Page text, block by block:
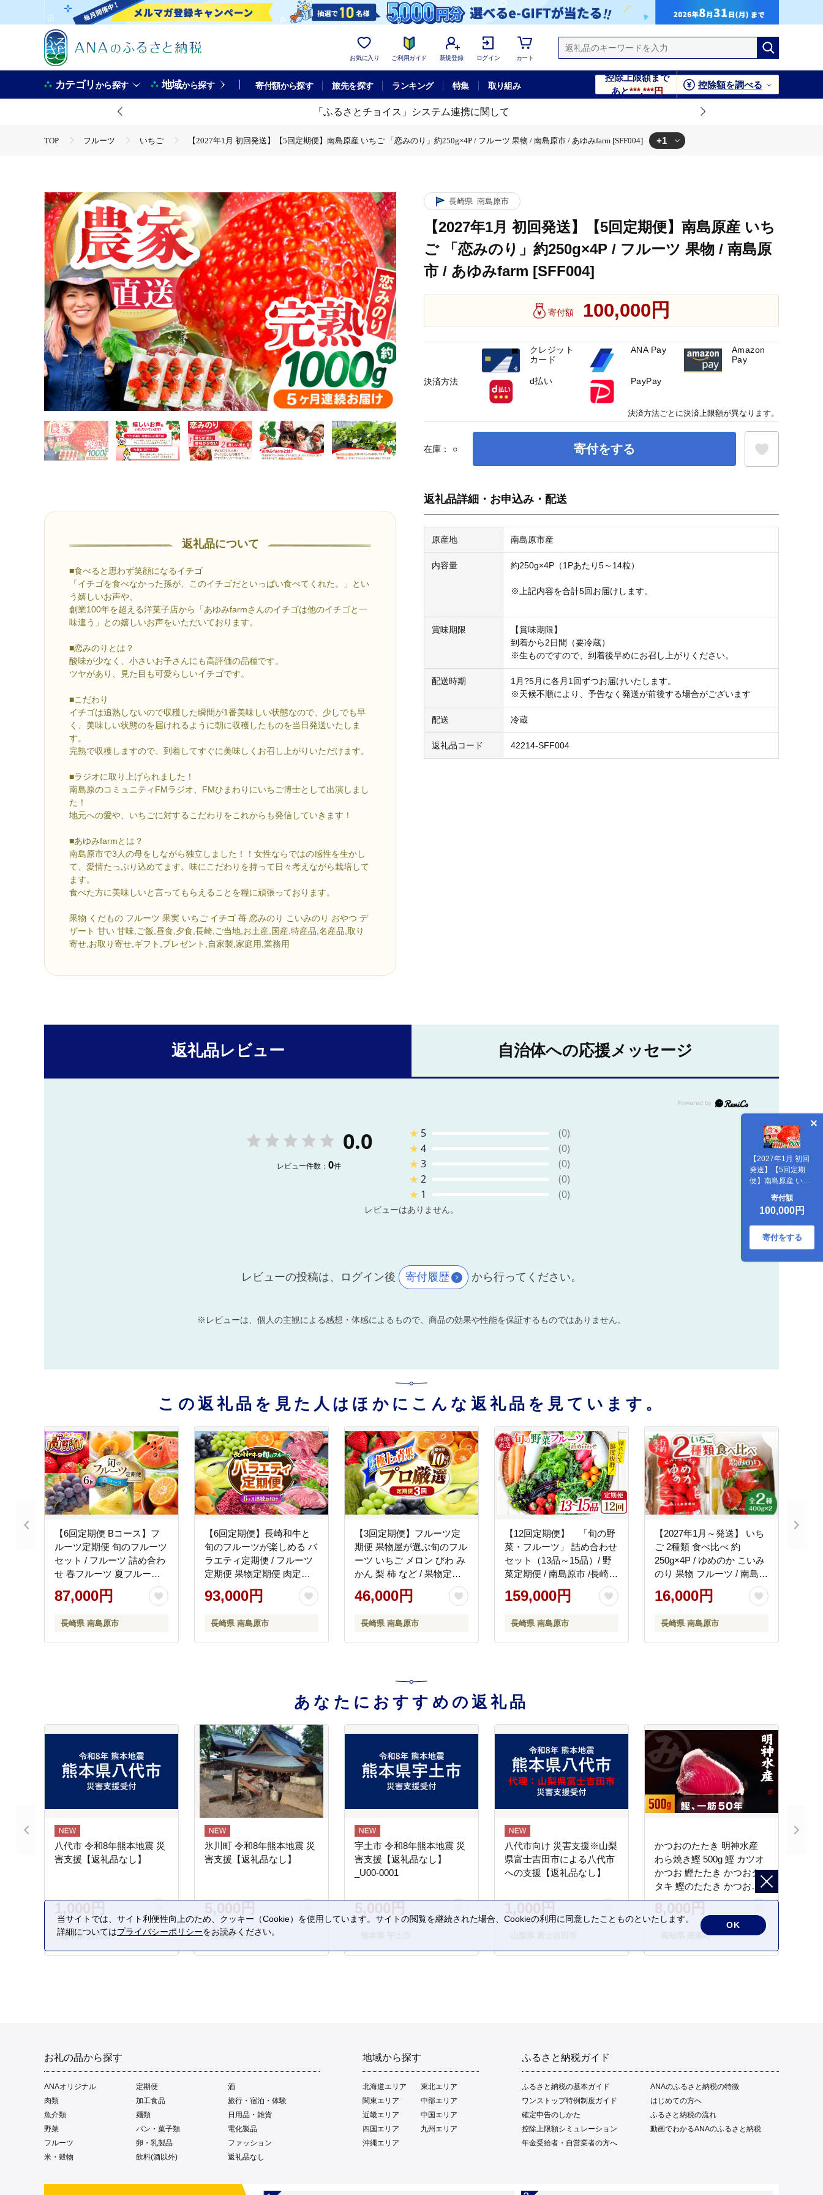
お気に入り ご利用ガイド 新規登録 ログイン カート
カテゴリから探す 地域から探す 寄付額から探す 旅先を探す ランキング 特集 取り組み
控除上限額まで
あと***,***円
控除額を調べる
「ふるさとチョイス」システム連携に関して
TOP フルーツ いちご 【2027年1月 初回発送】【5回定期便】南島原産 いちご 「恋みのり」約250g×4P / フルーツ 果物 / 南島原市 / あゆみfarm [SFF004] +1
返礼品について
■食べると思わず笑顔になるイチゴ
「イチゴを食べなかった孫が、このイチゴだといっぱい食べてくれた。」とい
う嬉しいお声や、
創業100年を超える洋菓子店から「あゆみfarmさんのイチゴは他のイチゴと一
味違う」との嬉しいお声をいただいております。
■恋みのりとは？
酸味が少なく、小さいお子さんにも高評価の品種です。
ツヤがあり、見た目も可愛らしいイチゴです。
■こだわり
イチゴは追熟しないので収穫した瞬間が1番美味しい状態なので、少しでも早
く、美味しい状態のを届けれるように朝に収穫したものを当日発送いたしま
す。
完熟で収穫しますので、到着してすぐに美味しくお召し上がりいただけます。
■ラジオに取り上げられました！
南島原のコミュニティFMラジオ、FMひまわりにいちご博士として出演しまし
た！
地元への愛や、いちごに対するこだわりをこれからも発信していきます！
■あゆみfarmとは？
南島原市で3人の母をしながら独立しました！！女性ならではの感性を生かし
て、愛情たっぷり込めてます。味にこだわりを持って日々考えながら栽培して
ます。
食べた方に美味しいと言ってもらえることを糧に頑張っております。
果物 くだもの フルーツ 果実 いちご イチゴ 苺 恋みのり こいみのり おやつ デ
ザート 甘い 甘味,ご飯,昼食,夕食,長崎,ご当地,お土産,国産,特産品,名産品,取り
寄せ,お取り寄せ,ギフト,プレゼント,自家製,家庭用,業務用
長崎県 南島原市
【2027年1月 初回発送】【5回定期便】南島原産 いち
ご 「恋みのり」約250g×4P / フルーツ 果物 / 南島原
市 / あゆみfarm [SFF004]
寄付額 100,000円
在庫： ○ 寄付をする
【2027年1月 初回
発送】【5回定期
便】南島原産 いち
250g×4P / フルー
ツ 果物 / 南島原市 /
あゆみfarm
[SFF004]
寄付額
100,000円
寄付をする
返礼品詳細・お申込み・配送
原産地 南島原市産
内容量 約250g×4P（1Pあたり5～14粒）
※上記内容を合計5回お届けします。
賞味期限
【賞味期限】
到着から2日間（要冷蔵）
※生ものですので、到着後早めにお召し上がりください。
配送時期
1月?5月に各月1回ずつお届けいたします。
※天候不順により、予告なく発送が前後する場合がございます
配送 冷蔵
返礼品コード 42214-SFF004
決済方法
クレジット
カード
ANA Pay
Amazon
Pay
d払い PayPay
決済方法ごとに決済上限額が異なります。
返礼品レビュー 自治体への応援メッセージ
0.0
レビュー件数： 0件
★ 5
(0)
★4
(0)
★3
(0)
★2
(0)
★ 1 (0)
レビューはありません。
レビューの投稿は、ログイン後 寄付履歴 から行ってください。
※レビューは、個人の主観による感想・体感によるもので、商品の効果や性能を保証するものではありません。
この返礼品を見た人はほかにこんな返礼品を見ています。
【6回定期便 Bコース】フ
ルーツ定期便 旬のフルーツ
セット / フルーツ 詰め合わ
せ 春フルーツ 夏フルーツ
秋フルーツ 冬フルーツ / 南
島原市 / 長崎県農産品流通
87,000円
長崎県 南島原市
【6回定期便】長崎和牛と
旬のフルーツが楽しめる バ
ラエティ定期便 / フルーツ
定期便 果物定期便 肉定期
便 牛肉 びわ メロン ぶどう
みかん / 南島原市 / 贅沢宝
93,000円
長崎県 南島原市
【3回定期便】フルーツ定
期便 果物屋が選ぶ旬のフル
ーツ いちご メロン びわ み
かん 梨 柿 など / 果物定期
便 フルーツ 定期便 果物 春
フルーツ 夏フルーツ 秋フ
市 / 贅沢宝庫 [SDZ024]
46,000円
長崎県 南島原市
【12回定期便】 「旬の野
菜・フルーツ」 詰め合わせ
セット（13品～15品）/ 野
菜定期便 / 南島原市 /長崎県
農産品流通合同会社
[SCB093]
159,000円
長崎県 南島原市
【2027年1月～発送】 いち
ご 2種類 食べ比べ 約
250g×4P / ゆめのか こいみ
のり 果物 フルーツ / 南島原
市 / JA島原雲仙東南部基幹
センター[SAC006]
16,000円
長崎県 南島原市
あなたにおすすめの返礼品
八代市 令和8年熊本地震 災
害支援【返礼品なし】
1,000円
熊本県 八代市
氷川町 令和8年熊本地震 災
害支援【返礼品なし】
5,000円
熊本県 氷川町
宇土市 令和8年熊本地震 災
害支援【返礼品なし】
_U00-0001
5,000円
八代市向け 災害支援※山梨
県富士吉田市による八代市
への支援【返礼品なし】
1,000円
かつおのたたき 明神水産
わら焼き鰹 500g 鰹 カツオ
かつお 鰹たたき かつおタ
タキ 鰹のたたき かつおの
タタキ 藁焼き わら焼き 魚
さかな 海鮮 刺身 お刺身 冷
凍 ご家庭用 グルメ 特産品
フト 贈答品 人気 返礼品 ふ
8,000円
高知県 黒潮町
お礼の品から探す
ANAオリジナル 定期便
酒
肉類
加工食品
旅行・宿泊・体験
魚介類
麺類
日用品・雑貨
野菜
パン・菓子類
電化製品
フルーツ
卵・乳製品
ファッション
米・穀物
飲料(酒以外) 返礼品なし
地域から探す
北海道エリア
東北エリア
関東エリア
中部エリア
近畿エリア
中国エリア
四国エリア
九州エリア
沖縄エリア
ふるさと納税ガイド
ふるさと納税の基本ガイド
ANAのふるさと納税の特徴
ワンストップ特例制度ガイド
はじめての方へ
確定申告のしかた
ふるさと納税の流れ
控除上限額シミュレーション
動画でわかるANAのふるさと納税
年金受給者・自営業者の方へ
当サイトでは、サイト利便性向上のため、クッキー（Cookie）を使用しています。サイトの閲覧を継続された場合、Cookieの利用に同意したことものといたします。
詳細についてはプライバシーポリシーをお読みください。
OK